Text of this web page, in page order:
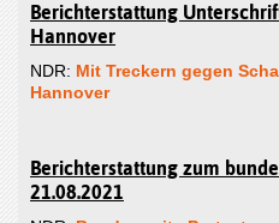
Berichterstattung
Hannover
NDR: Mit Treckern gegen
Hannover
Berichterstattung zum
21.08.2021